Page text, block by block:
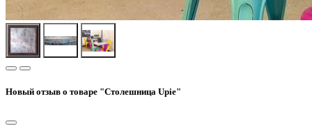
Новый отзыв о товаре "Столешница Upie"